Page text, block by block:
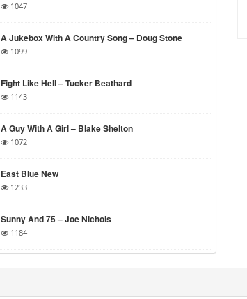
1047
A Jukebox With A Country Song – Doug Stone
1099
Fight Like Hell – Tucker Beathard
1143
A Guy With A Girl – Blake Shelton
1072
East Blue New
1233
Sunny And 75 – Joe Nichols
1184